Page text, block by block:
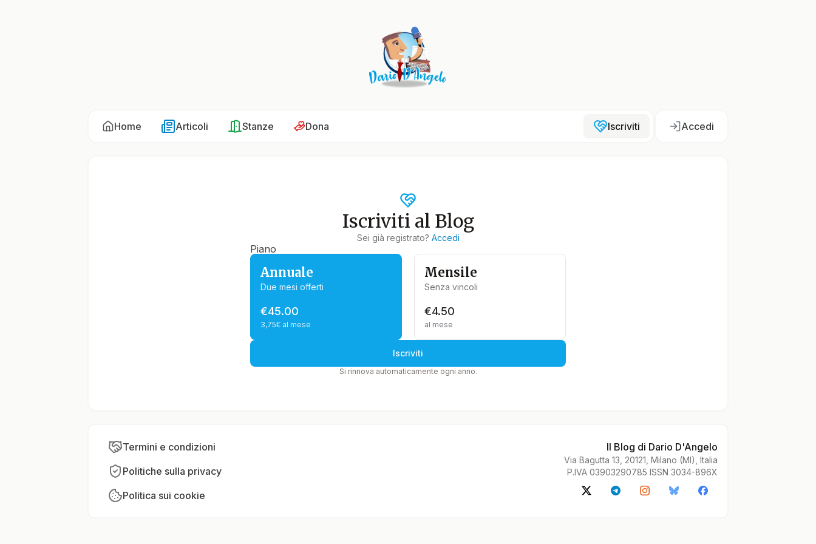
Home Articoli Stanze Dona Iscriviti Accedi
Iscriviti al Blog
Sei già registrato? Accedi
Piano
Annuale
Due mesi offerti
€45.00
3,75€ al mese
Mensile
Senza vincoli
€4.50
al mese
Iscriviti
Si rinnova automaticamente ogni anno.
Termini e condizioni
Politiche sulla privacy
Politica sui cookie
Il Blog di Dario D'Angelo
Via Bagutta 13, 20121, Milano (MI), Italia
P.IVA 03903290785 ISSN 3034-896X